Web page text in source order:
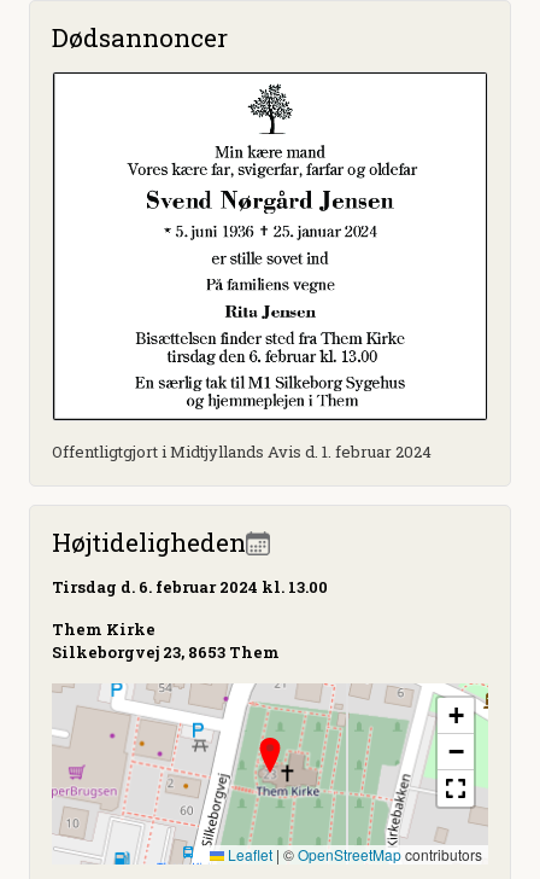
Dødsannoncer
Offentligtgjort i Midtjyllands Avis d. 1. februar 2024
Højtideligheden
Tirsdag d. 6. februar 2024 kl. 13.00
Them Kirke
Silkeborgvej 23, 8653 Them
+
−
Leaflet | ©OpenStreetMapcontributors